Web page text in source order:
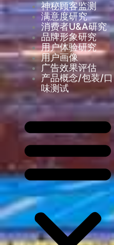
神秘顾客监测
满意度研究
消费者U&A研究
品牌形象研究
用户体验研究
用户画像
广告效果评估
产品概念/包装/口
味测试